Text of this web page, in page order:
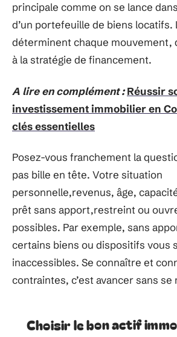
principale comme on se lance
d’un portefeuille de biens locatifs.
déterminent chaque mouvement,
à la stratégie de financement.
A lire en complément : Réussir
investissement immobilier en
clés essentielles
Posez-vous franchement la
pas bille en tête. Votre situation
personnelle,revenus, âge,
prêt sans apport,restreint ou
possibles. Par exemple, sans
certains biens ou dispositifs vous
inaccessibles. Se connaître et
contraintes, c’est avancer sans se
Choisir le bon actif